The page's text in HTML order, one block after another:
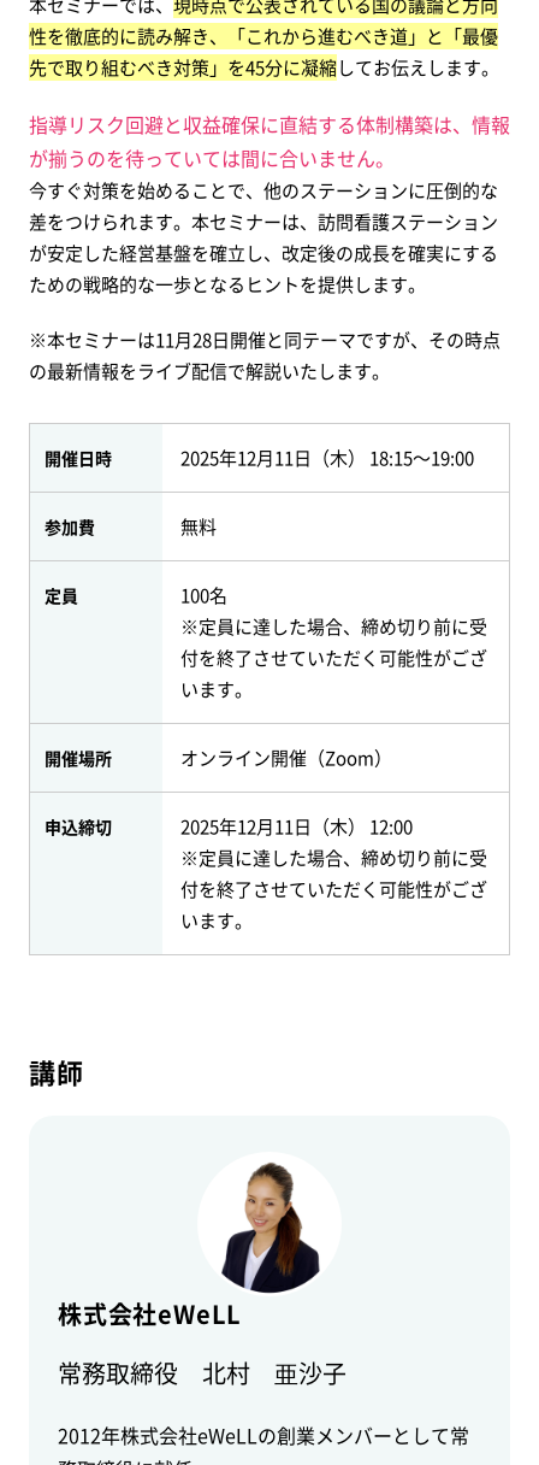
性を徹底的に読み解き、「これから進むべき道」と「最優
先で取り組むべき対策」を45分に凝縮してお伝えします。
指導リスク回避と収益確保に直結する体制構築は、情報
が揃うのを待っていては間に合いません。
今すぐ対策を始めることで、他のステーションに圧倒的な
差をつけられます。本セミナーは、訪問看護ステーション
が安定した経営基盤を確立し、改定後の成長を確実にする
ための戦略的な一歩となるヒントを提供します。
※本セミナーは11月28日開催と同テーマですが、その時点
の最新情報をライブ配信で解説いたします。
開催日時 2025年12月11日（木） 18:15～19:00
参加費 無料
定員
100名
※定員に達した場合、締め切り前に受
付を終了させていただく可能性がござ
います。
開催場所 オンライン開催（Zoom）
申込締切
2025年12月11日（木） 12:00
※定員に達した場合、締め切り前に受
付を終了させていただく可能性がござ
います。
講師
株式会社eWeLL
常務取締役 北村 亜沙子
2012年株式会社eWeLLの創業メンバーとして常